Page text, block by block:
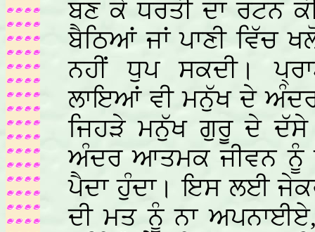
ਬਣ ਕੇ ਧਰਤੀ ਦਾ ਰਟਨ
ਬੈਠਿਆਂ ਜਾਂ ਪਾਣੀ ਵਿੱਚ
ਨਹੀਂ ਧੁਪ ਸਕਦੀ।
ਲਾਇਆਂ ਵੀ ਮਨੁੱਖ ਦੇ
ਜਿਹੜੇ ਮਨੁੱਖ ਗੁਰੂ ਦੇ ਦੱਸੇ
ਅੰਦਰ ਆਤਮਕ ਜੀਵਨ ਨੂੰ
ਪੈਦਾ ਹੁੰਦਾ। ਇਸ ਲਈ
ਦੀ ਮਤ ਨੂੰ ਨਾ